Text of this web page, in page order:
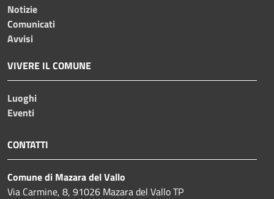
Notizie
Comunicati
Avvisi
VIVERE IL COMUNE
Luoghi
Eventi
CONTATTI
Comune di Mazara del Vallo
Via Carmine, 8, 91026 Mazara del Vallo TP